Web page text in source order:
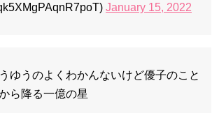
January 15, 2022
ゆうのよくわかんないけど優子のこと
ら降る一億の星